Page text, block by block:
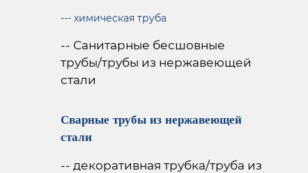
--- химическая труба
-- Санитарные бесшовные
трубы/трубы из нержавеющей
стали
Сварные трубы из нержавеющей
стали
-- декоративная трубка/труба из